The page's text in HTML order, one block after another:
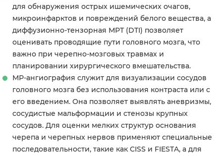
для обнаружения острых ишемических очагов,
микроинфарктов и повреждений белого вещества, а
диффузионно-тензорная МРТ (DTI) позволяет
оценивать проводящие пути головного мозга, что
важно при черепно-мозговых травмах и
планировании хирургического вмешательства.
МР-ангиография служит для визуализации сосудов
головного мозга без использования контраста или с
его введением. Она позволяет выявлять аневризмы,
сосудистые мальформации и стенозы крупных
сосудов. Для оценки мелких структур основания
черепа и черепных нервов применяют специальные
последовательности, такие как CISS и FIESTA, а для